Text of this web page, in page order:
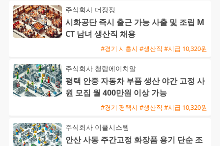
주식회사 더장정
시화공단 즉시 출근 가능 사출 및 조립 M
CT 남녀 생산직 채용
#경기 시흥시 #생산직 #시급 10,320원
주식회사 청람에이치알
평택 안중 자동차 부품 생산 야간 고정 사
원 모집 월 400만원 이상 가능
#경기 평택시 #생산직 #시급 10,320원
주식회사 이플시스템
안산 사동 주간고정 화장품 용기 단순 조